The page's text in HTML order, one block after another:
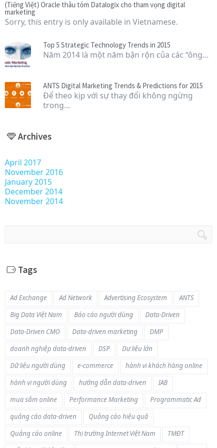
(Tiếng Việt) Oracle thâu tóm Datalogix cho tham vọng digital
marketing
Sorry, this entry is only available in Vietnamese.
Top 5 Strategic Technology Trends in 2015
Năm 2014 là một năm bận rộn của các “ông…
ANTS Digital Marketing Trends & Predictions for 2015
Để theo kịp với sự thay đổi không ngừng
trong…
Archives
April 2017
November 2016
January 2015
December 2014
November 2014
Tags
Ad Exchange Ad Network Advertising Ecosystem
ANTS
Big Data Việt Nam
Báo cáo người dùng
Data-Driven
Data-Driven CMO
Data-driven marketing
DMP
doanh nghiệp data-driven
DSP
Dư liệu lớn
Dữ liệu người dùng
e-commerce
hành vi khách hàng online
hành vi người dùng
hướng dẫn data-driven
IAB
mua sắm online
Performance Marketing
Programmatic Ad
quảng cáo data-driven
Quảng cáo hiệu quả
Quảng cáo online
Thị trường Internet Việt Nam
TMĐT